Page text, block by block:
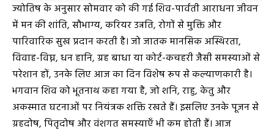
ज्योतिष के अनुसार सोमवार को की गई शिव-पार्वती आराधना जीवन
में मन की शांति, सौभाग्य, करियर उन्नति, रोगों से मुक्ति और
पारिवारिक सुख प्रदान करती है। जो जातक मानसिक अस्थिरता,
विवाह-विघ्न, धन हानि, ग्रह बाधा या कोर्ट-कचहरी जैसी समस्याओं से
परेशान हों, उनके लिए आज का दिन विशेष रूप से कल्याणकारी है।
भगवान शिव को भूतनाथ कहा गया है, जो शनि, राहु, केतु और
अकस्मात घटनाओं पर नियंत्रक शक्ति रखते हैं। इसलिए उनके पूजन से
ग्रहदोष, पितृदोष और वंशगत समस्याएँ भी कम होती हैं। आज